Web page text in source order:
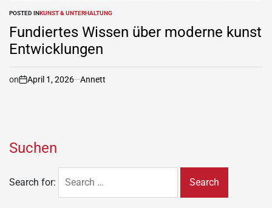
POSTED INKUNST & UNTERHALTUNG
Fundiertes Wissen über moderne kunst
Entwicklungen
on April 1, 2026 Annett
Suchen
Search for: